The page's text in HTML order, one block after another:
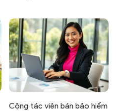
Cộng tác viên bán bảo hiểm